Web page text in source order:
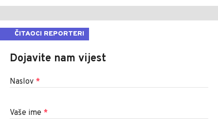
ČITAOCI REPORTERI
Dojavite nam vijest
Naslov *
Vaše ime *